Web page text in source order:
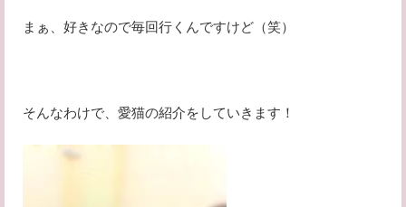
まぁ、好きなので毎回行くんですけど（笑）
そんなわけで、愛猫の紹介をしていきます！